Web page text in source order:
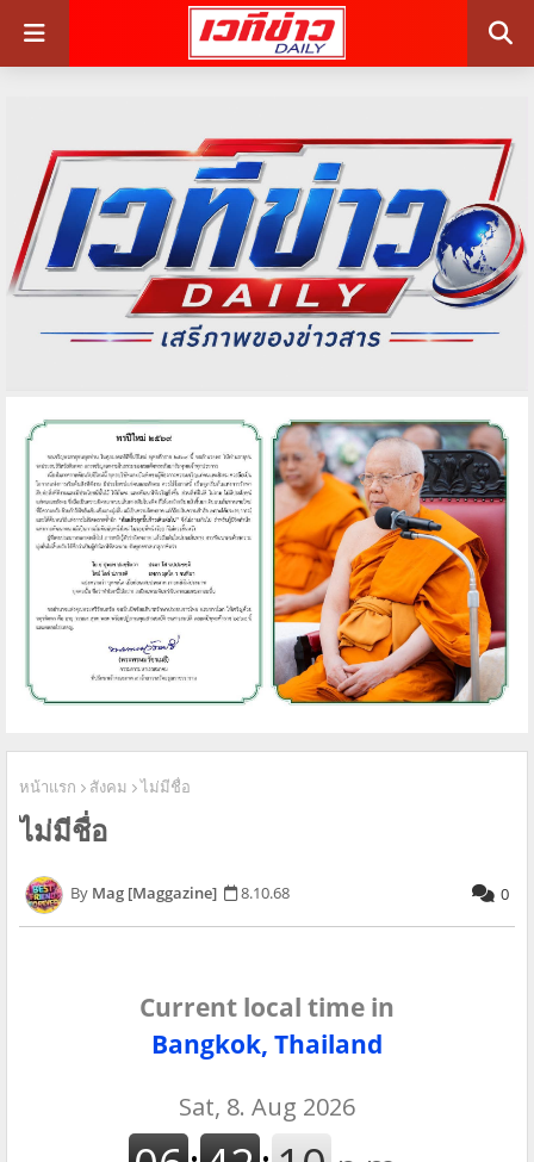
หน้าแรก สังคม ไม่มีชื่อ
ไม่มีชื่อ
Mag [Maggazine] 8.10.68 0
Current local time in
Bangkok, Thailand